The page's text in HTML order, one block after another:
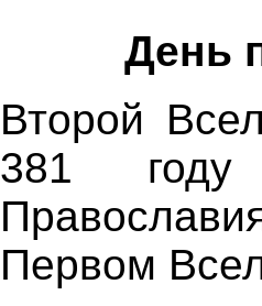
День
Второй
381
Первом